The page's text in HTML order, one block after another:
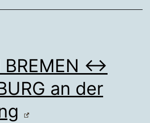
BREMEN ↔
an der